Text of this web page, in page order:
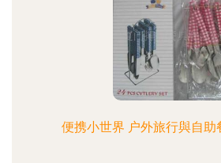
便携小世界 户外旅行與自助